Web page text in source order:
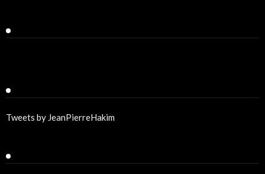
Tweets by JeanPierreHakim